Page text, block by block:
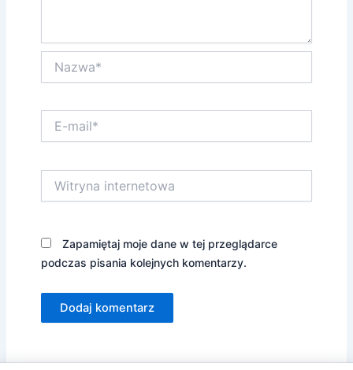
mail*
internetowa
Zapamiętaj moje dane w tej przeglądarce
podczas pisania kolejnych komentarzy.